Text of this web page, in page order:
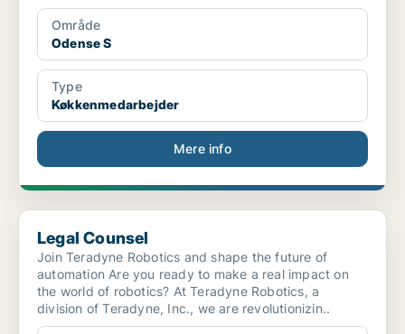
Område
Odense S
Type
Køkkenmedarbejder
Mere info
Legal Counsel
Legal Counsel
Join Teradyne Robotics and shape the future of
automation Are you ready to make a real impact on
the world of robotics? At Teradyne Robotics, a
division of Teradyne, Inc., we are revolutionizin..